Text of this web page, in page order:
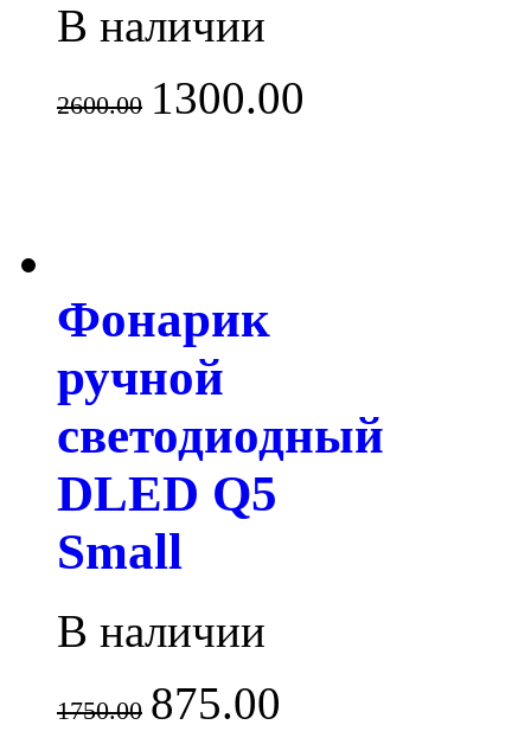
В наличии
2600.00 1300.00
Фонарик
ручной
светодиодный
DLED Q5
Small
В наличии
1750.00 875.00